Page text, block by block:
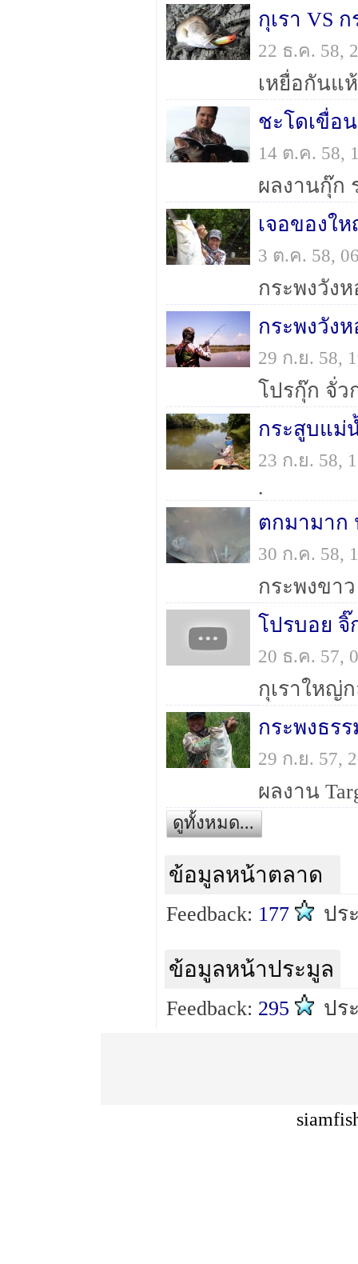
กุเรา VS
22 ธ.ค. 58,
เหยื่อกันแ
ชะโดเขื่อ
14 ต.ค. 58,
ผลงานกุ๊ก
เจอของใ
3 ต.ค. 58,
กระพงวัง
กระพงวัง
29 ก.ย. 58,
โปรกุ๊ก จั่ว
กระสูบแ
23 ก.ย. 58,
.
ตกมามาก
30 ก.ค. 58,
กระพงขา
โปรบอย จิ๊
20 ธ.ค. 57,
กุเราใหญ่
กระพงธร
29 ก.ย. 57,
ผลงาน
ดูทั้งหมด...
ข้อมูลหน้าตลาด
Feedback: 177 ปร
ข้อมูลหน้าประมูล
Feedback: 295 ปร